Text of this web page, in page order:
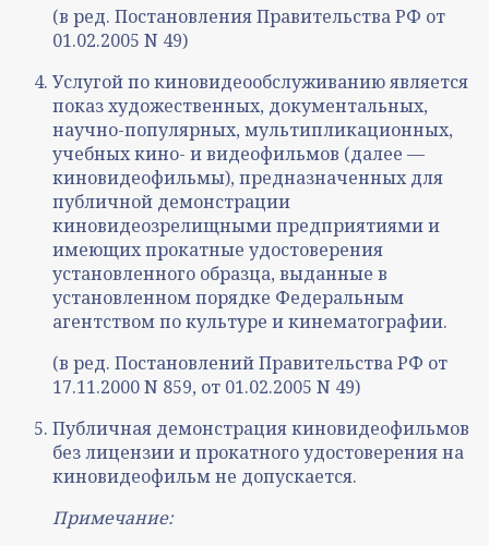
(в ред. Постановления Правительства РФ от
01.02.2005 N 49)
Услугой по киновидеообслуживанию является
показ художественных, документальных,
научно-популярных, мультипликационных,
учебных кино- и видеофильмов (далее —
киновидеофильмы), предназначенных для
публичной демонстрации
киновидеозрелищными предприятиями и
имеющих прокатные удостоверения
установленного образца, выданные в
установленном порядке Федеральным
агентством по культуре и кинематографии.
(в ред. Постановлений Правительства РФ от
17.11.2000 N 859, от 01.02.2005 N 49)
Публичная демонстрация киновидеофильмов
без лицензии и прокатного удостоверения на
киновидеофильм не допускается.
Примечание: